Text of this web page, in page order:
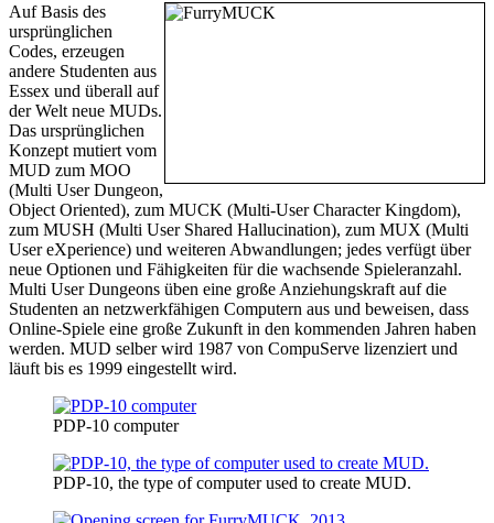
Auf Basis des
ursprünglichen
Codes, erzeugen
andere Studenten aus
Essex und überall auf
der Welt neue MUDs.
Das ursprünglichen
Konzept mutiert vom
MUD zum MOO
(Multi User Dungeon,
Object Oriented), zum MUCK (Multi-User Character Kingdom),
zum MUSH (Multi User Shared Hallucination), zum MUX (Multi
User eXperience) und weiteren Abwandlungen; jedes verfügt über
neue Optionen und Fähigkeiten für die wachsende Spieleranzahl.
Multi User Dungeons üben eine große Anziehungskraft auf die
Studenten an netzwerkfähigen Computern aus und beweisen, dass
Online-Spiele eine große Zukunft in den kommenden Jahren haben
werden. MUD selber wird 1987 von CompuServe lizenziert und
läuft bis es 1999 eingestellt wird.
PDP-10 computer
PDP-10, the type of computer used to create MUD.